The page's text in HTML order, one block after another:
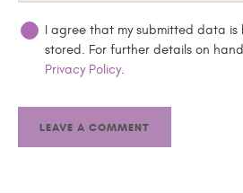
I agree that my submitted data
stored. For further details on
Privacy Policy.